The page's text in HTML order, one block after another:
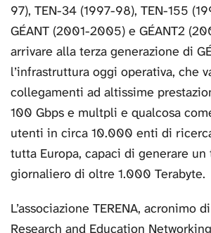
97), TEN-34 (1997-98), TEN-155
GÉANT (2001-2005) e GÉANT2
arrivare alla terza generazione di
l’infrastruttura oggi operativa, che
collegamenti ad altissime
100 Gbps e multpli e qualcosa
utenti in circa 10.000 enti di
tutta Europa, capaci di generare
giornaliero di oltre 1.000 Terabyte.
L’associazione TERENA, acronimo
Research and Education